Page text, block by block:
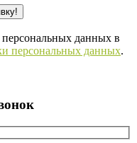
данных в
персональных данных.